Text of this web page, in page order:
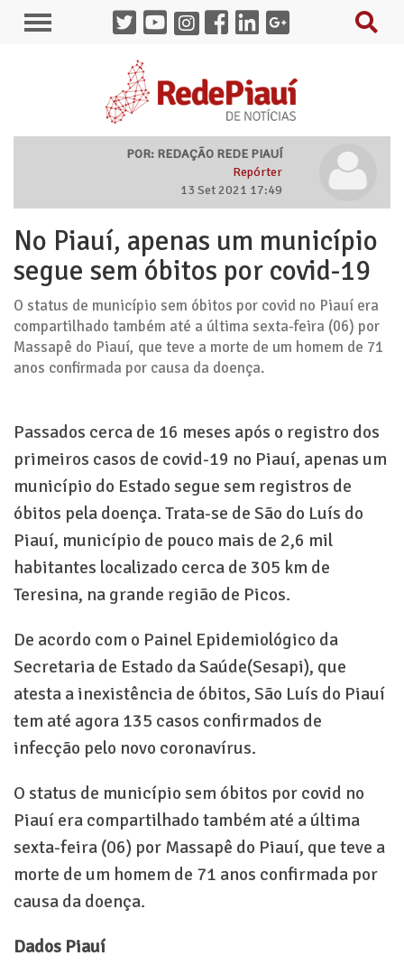
POR: REDAÇÃO REDE PIAUÍ
Repórter
13 Set 2021 17:49
No Piauí, apenas um município
segue sem óbitos por covid-19
O status de município sem óbitos por covid no Piauí era
compartilhado também até a última sexta-feira (06) por
Massapê do Piauí, que teve a morte de um homem de 71
anos confirmada por causa da doença.
Passados cerca de 16 meses após o registro dos
primeiros casos de covid-19 no Piauí, apenas um
município do Estado segue sem registros de
óbitos pela doença. Trata-se de São do Luís do
Piauí, município de pouco mais de 2,6 mil
habitantes localizado cerca de 305 km de
Teresina, na grande região de Picos.
De acordo com o Painel Epidemiológico da
Secretaria de Estado da Saúde(Sesapi), que
atesta a inexistência de óbitos, São Luís do Piauí
tem até agora 135 casos confirmados de
infecção pelo novo coronavírus.
O status de município sem óbitos por covid no
Piauí era compartilhado também até a última
sexta-feira (06) por Massapê do Piauí, que teve a
morte de um homem de 71 anos confirmada por
causa da doença.
Dados Piauí